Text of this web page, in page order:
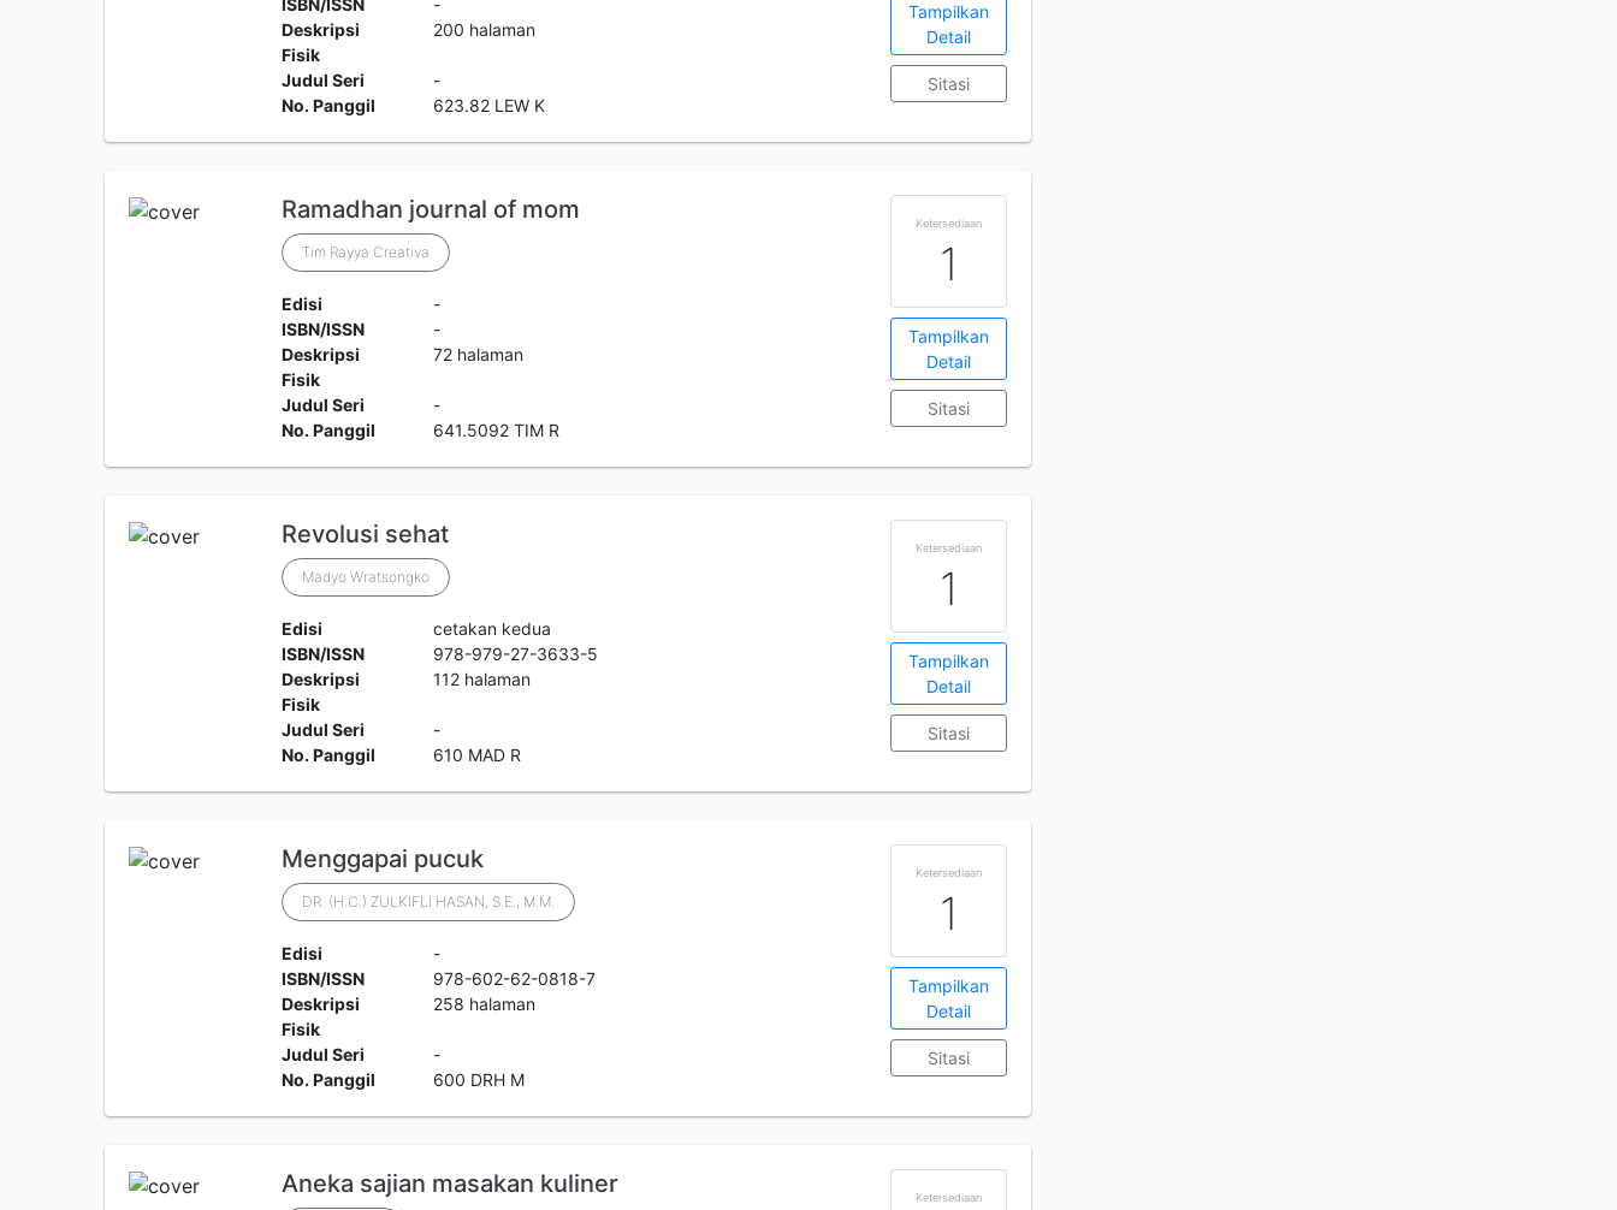
ISBN/ISSN
-
Deskripsi
Fisik
200 halaman
Judul Seri
-
No. Panggil
623.82 LEW K
Tampilkan
Detail
Sitasi
Ramadhan journal of mom
Tim Rayya Creativa
Edisi
-
ISBN/ISSN
-
Deskripsi
Fisik
72 halaman
Judul Seri
-
No. Panggil
641.5092 TIM R
Ketersediaan
1
Tampilkan
Detail
Sitasi
Revolusi sehat
Madyo Wratsongko
Edisi
cetakan kedua
ISBN/ISSN
978-979-27-3633-5
Deskripsi
Fisik
112 halaman
Judul Seri
-
No. Panggil
610 MAD R
Ketersediaan
1
Tampilkan
Detail
Sitasi
Menggapai pucuk
DR. (H.C.) ZULKIFLI HASAN, S.E., M.M.
Edisi
-
ISBN/ISSN
978-602-62-0818-7
Deskripsi
Fisik
258 halaman
Judul Seri
-
No. Panggil
600 DRH M
Ketersediaan
1
Tampilkan
Detail
Sitasi
Aneka sajian masakan kuliner Ketersediaan